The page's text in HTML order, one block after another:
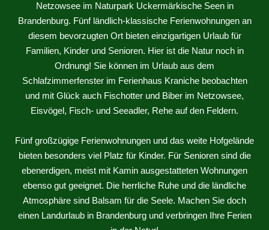
Netzowsee im Naturpark Uckermärkische Seen in
Brandenburg. Fünf ländlich-klassische Ferienwohnungen an
diesem bevorzugten Ort bieten einzigartigen Urlaub für
Familien, Kinder und Senioren. Hier ist die Natur noch in
Ordnung! Sie können im Urlaub aus dem
Schlafzimmerfenster im Ferienhaus Kraniche beobachten
und mit Glück auch Fischotter und Biber im Netzowsee,
Eisvögel, Fisch- und Seeadler, Rehe auf den Feldern.
Fünf großzügige Ferienwohnungen und das weite Hofgelände
bieten besonders viel Platz für Kinder. Für Senioren sind die
ebenerdigen, meist mit Kamin ausgestatteten Wohnungen
ebenso gut geeignet. Die herrliche Ruhe und die ländliche
Atmosphäre sind Balsam für die Seele. Machen Sie doch
einen Landurlaub in Brandenburg und verbringen Ihre Ferien